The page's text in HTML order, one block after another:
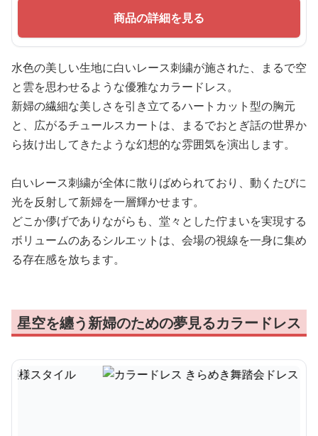
商品の詳細を見る
水色の美しい生地に白いレース刺繍が施された、まるで空
と雲を思わせるような優雅なカラードレス。
新婦の繊細な美しさを引き立てるハートカット型の胸元
と、広がるチュールスカートは、まるでおとぎ話の世界か
ら抜け出してきたような幻想的な雰囲気を演出します。
白いレース刺繍が全体に散りばめられており、動くたびに
光を反射して新婦を一層輝かせます。
どこか儚げでありながらも、堂々とした佇まいを実現する
ボリュームのあるシルエットは、会場の視線を一身に集め
る存在感を放ちます。
星空を纏う新婦のための夢見るカラードレス